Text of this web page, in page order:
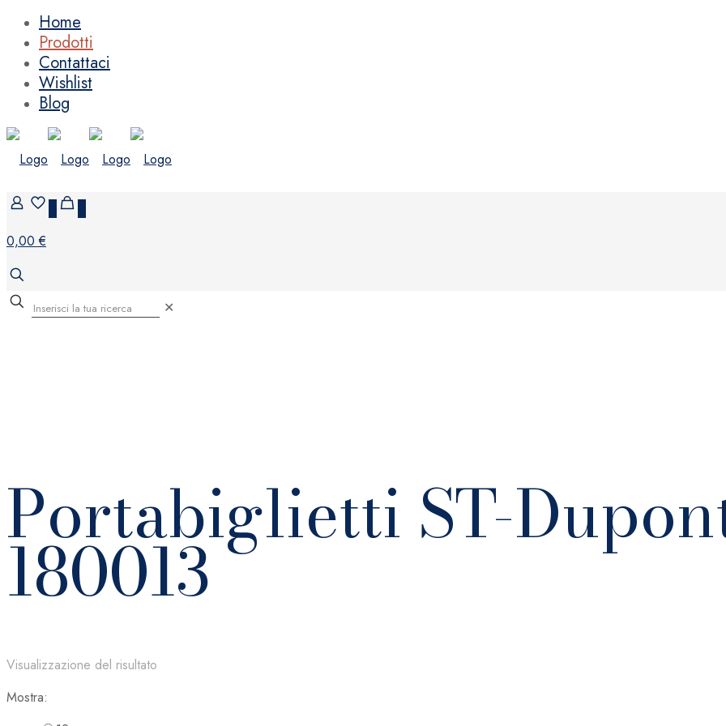
Home
Prodotti
Contattaci
Wishlist
Blog
0,00 €
✕
Portabiglietti ST-
180013
Visualizzazione del risultato
Mostra: